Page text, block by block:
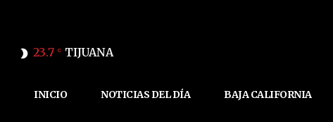
23.7 C TIJUANA
INICIO NOTICIAS DEL DÍA BAJA CALIFORNIA